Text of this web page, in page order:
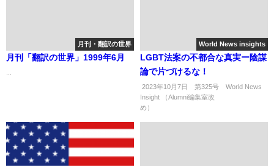
月刊・翻訳の世界
月刊「翻訳の世界」1999年6月
World News insights
LGBT法案の不都合な真実ー陰謀
論で片づけるな！
2023年10月7日 第325号 World News
Insight （Alumni編集室改
め）